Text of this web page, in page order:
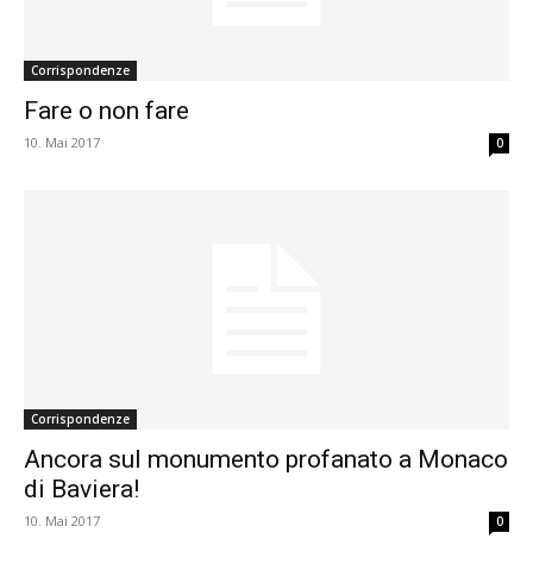
Corrispondenze
Fare o non fare
10. Mai 2017 0
Corrispondenze
Ancora sul monumento profanato a Monaco
di Baviera!
10. Mai 2017 0